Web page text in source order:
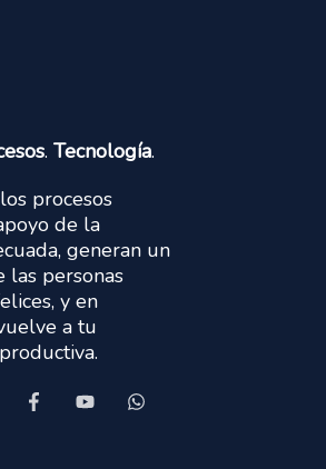
. Tecnología.
procesos
de la
generan un
las personas
y en
a tu